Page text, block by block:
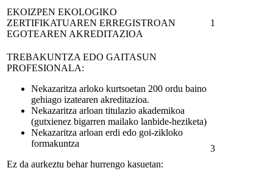
EKOIZPEN EKOLOGIKO
ZERTIFIKATUAREN ERREGISTROAN
EGOTEAREN AKREDITAZIOA
1
TREBAKUNTZA EDO GAITASUN
PROFESIONALA:
Nekazaritza arloko kurtsoetan 200 ordu baino
gehiago izatearen akreditazioa.
Nekazaritza arloan titulazio akademikoa
(gutxienez bigarren mailako lanbide-heziketa)
Nekazaritza arloan erdi edo goi-zikloko
formakuntza
Ez da aurkeztu behar hurrengo kasuetan:
3